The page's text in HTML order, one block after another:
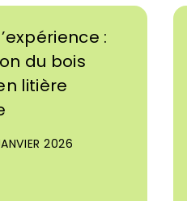
:
du bois
litière
2026